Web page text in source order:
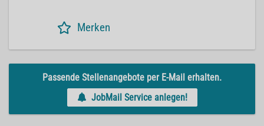
Merken
Passende Stellenangebote per E-Mail erhalten.
JobMail Service anlegen!